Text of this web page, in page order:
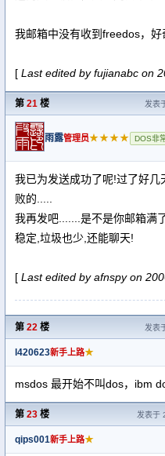
我邮箱中没有收到freedos，好
[ Last edited by fujianabc on
第 21 楼 发表
雨露管理员★★★★ DOS非
我已为发送成功了呢!过了好
败的.....
我再发吧.......是不是你邮箱满
稳定,垃圾也少,还能聊天!
[ Last edited by afnspy on
第 22 楼 发表
l420623新手上路★
msdos 最开始不叫dos，ibm
第 23 楼 发表于
qips001新手上路★